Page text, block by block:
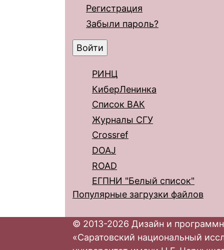
Регистрация
Забыли пароль?
РИНЦ
КиберЛенинка
Список ВАК
Журналы СГУ
Crossref
DOAJ
ROAD
ЕГПНИ "Белый список"
Популярные загрузки файлов
© 2013-2026 Дизайн и
«Саратовский национальный